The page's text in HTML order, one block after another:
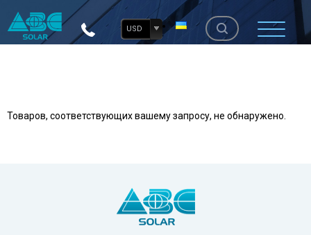
USD
Товаров, соответствующих вашему запросу, не обнаружено.